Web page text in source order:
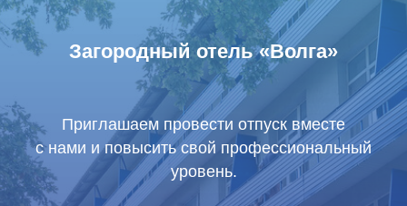
Загородный отель «Волга»
Приглашаем провести отпуск вместе
с нами и повысить свой профессиональный
уровень.